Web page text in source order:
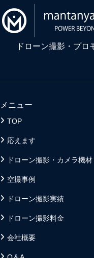
ドローン撮影・プロ
メニュー
TOP
応えます
ドローン撮影・カメラ機材
空撮事例
ドローン撮影実績
ドローン撮影料金
会社概要